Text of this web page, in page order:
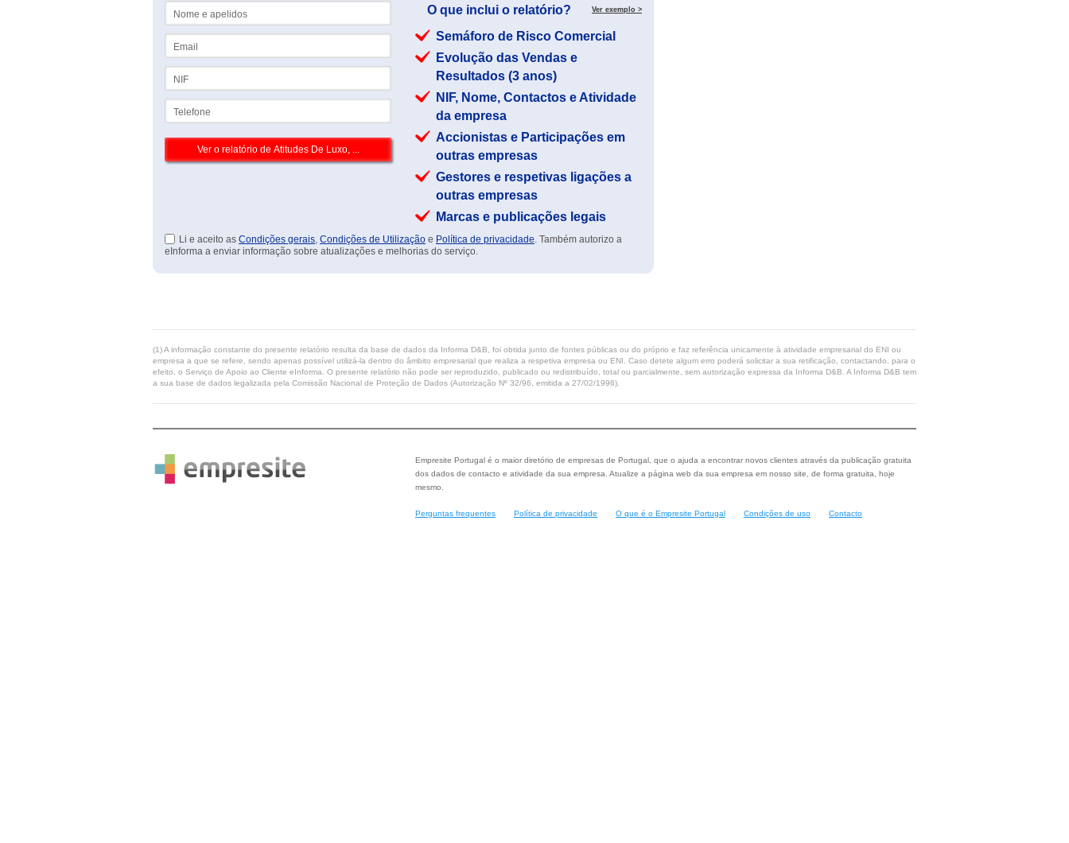
O que inclui o relatório? Ver exemplo >
Semáforo de Risco Comercial
Evolução das Vendas e
Resultados (3 anos)
NIF, Nome, Contactos e Atividade
da empresa
Accionistas e Participações em
outras empresas
Gestores e respetivas ligações a
outras empresas
Marcas e publicações legais
Li e aceito as Condições gerais, Condições de Utilização e Política de privacidade. Também autorizo a
eInforma a enviar informação sobre atualizações e melhorias do serviço.
(1) A informação constante do presente relatório resulta da base de dados da Informa D&B, foi obtida junto de fontes públicas ou do próprio e faz referência unicamente à atividade empresarial do ENI ou
empresa a que se refere, sendo apenas possível utilizá-la dentro do âmbito empresarial que realiza a respetiva empresa ou ENI. Caso detete algum erro poderá solicitar a sua retificação, contactando, para o
efeito, o Serviço de Apoio ao Cliente eInforma. O presente relatório não pode ser reproduzido, publicado ou redistribuído, total ou parcialmente, sem autorização expressa da Informa D&B. A Informa D&B tem
a sua base de dados legalizada pela Comissão Nacional de Proteção de Dados (Autorização Nº 32/96, emitida a 27/02/1996).
Empresite Portugal é o maior diretório de empresas de Portugal, que o ajuda a encontrar novos clientes através da publicação gratuita
dos dados de contacto e atividade da sua empresa. Atualize a página web da sua empresa em nosso site, de forma gratuita, hoje
mesmo.
Perguntas frequentes Política de privacidade O que é o Empresite Portugal Condições de uso Contacto